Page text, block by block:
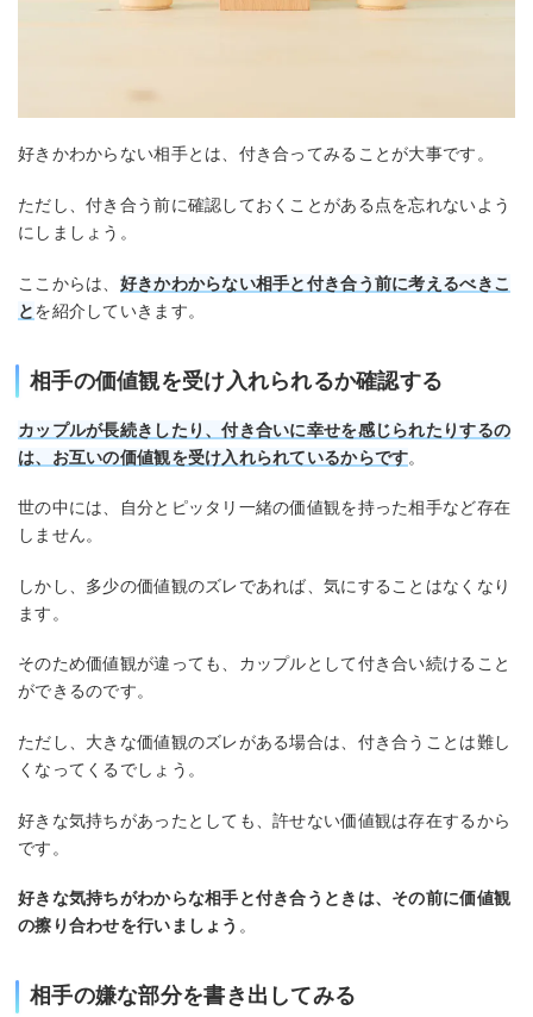
好きかわからない相手とは、付き合ってみることが大事です。
ただし、付き合う前に確認しておくことがある点を忘れないよう
にしましょう。
ここからは、 好きかわからない相手と付き合う前に考えるべきこ
とを紹介していきます。
相手の価値観を受け入れられるか確認する
カップルが長続きしたり、付き合いに幸せを感じられたりするの
は、お互いの価値観を受け入れられているからです。
世の中には、自分とピッタリ一緒の価値観を持った相手など存在
しません。
しかし、多少の価値観のズレであれば、気にすることはなくなり
ます。
そのため価値観が違っても、カップルとして付き合い続けること
ができるのです。
ただし、大きな価値観のズレがある場合は、付き合うことは難し
くなってくるでしょう。
好きな気持ちがあったとしても、許せない価値観は存在するから
です。
好きな気持ちがわからな相手と付き合うときは、その前に価値観
の擦り合わせを行いましょう 。
相手の嫌な部分を書き出してみる